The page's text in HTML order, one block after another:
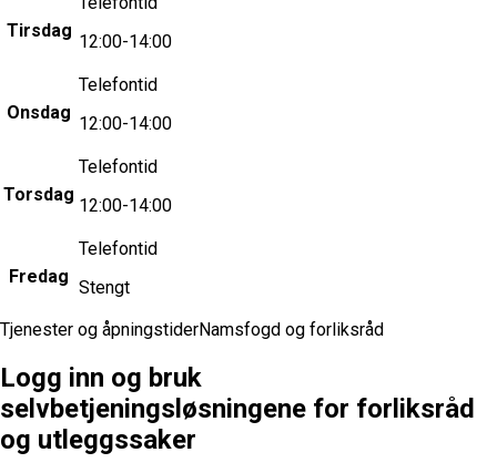
Tirsdag
12:00-14:00
Onsdag
Telefontid
12:00-14:00
Torsdag
Telefontid
12:00-14:00
Fredag
Telefontid
Stengt
Tjenester og åpningstiderNamsfogd og forliksråd
Logg inn og bruk
selvbetjeningsløsningene for forliksråd
og utleggssaker